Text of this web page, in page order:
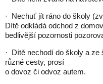
· Nechuť jít ráno do školy
Dítě odkládá odchod z
bedlivější pozornosti
· Dítě nechodí do školy a
různé cesty, prosí
o dovoz či odvoz autem.